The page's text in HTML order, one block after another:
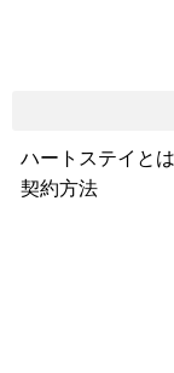
ハートステイと
契約方法